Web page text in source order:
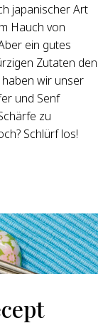
japanischer Art
Hauch von
ein gutes
Zutaten den
wir unser
und Senf
zu
Schlürf los!